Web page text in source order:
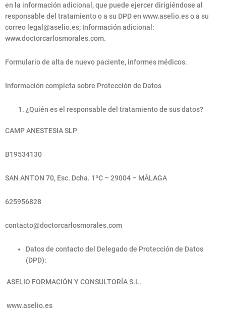
en la información adicional, que puede ejercer dirigiéndose al
responsable del tratamiento o a su DPD en www.aselio.es o a su
correo legal@aselio.es; Información adicional:
www.doctorcarlosmorales.com.
Formulario de alta de nuevo paciente, informes médicos.
Información completa sobre Protección de Datos
¿Quién es el responsable del tratamiento de sus datos?
CAMP ANESTESIA SLP
B19534130
SAN ANTON 70, Esc. Dcha. 1ºC – 29004 – MÁLAGA
625956828
contacto@doctorcarlosmorales.com
Datos de contacto del Delegado de Protección de Datos
(DPD):
ASELIO FORMACIÓN Y CONSULTORÍA S.L.
www.aselio.es